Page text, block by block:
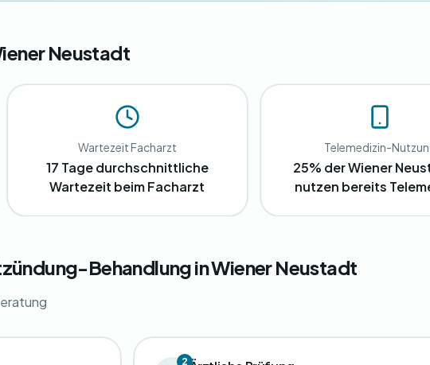
Neustadt
Wartezeit Facharzt
17 Tage durchschnittliche
Wartezeit beim Facharzt
Telemedizin-
25% der Wiener
nutzen bereits
Behandlung in Wiener Neustadt
2